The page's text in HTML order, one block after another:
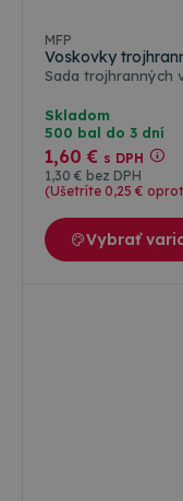
MFP
Voskovky
Sada trojhranných
Skladom
500 bal do 3 dní
1,60 € s DPH
1,30 € bez DPH
(Ušetríte 0,25 €
Vybrať